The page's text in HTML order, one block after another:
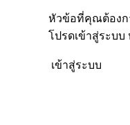
หัวข้อที่คุณต้องก
โปรดเข้าสู่ระบบ
เข้าสู่ระบบ